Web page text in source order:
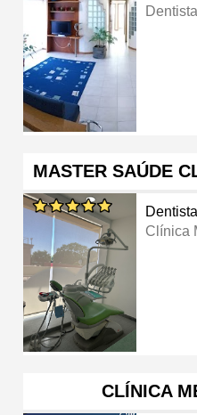
Dentista
MASTER SAÚDE
Dentista
Clínica
CLÍNICA